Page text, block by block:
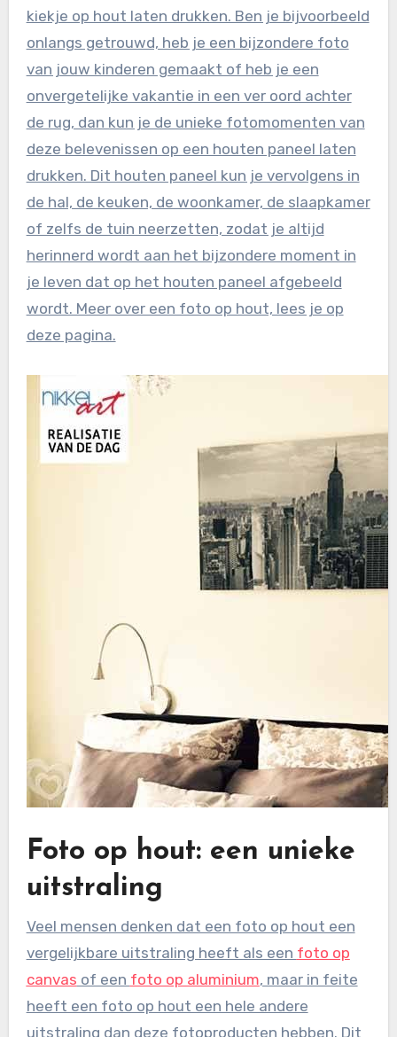
kiekje op hout laten drukken. Ben je bijvoorbeeld
onlangs getrouwd, heb je een bijzondere foto
van jouw kinderen gemaakt of heb je een
onvergetelijke vakantie in een ver oord achter
de rug, dan kun je de unieke fotomomenten van
deze belevenissen op een houten paneel laten
drukken. Dit houten paneel kun je vervolgens in
de hal, de keuken, de woonkamer, de slaapkamer
of zelfs de tuin neerzetten, zodat je altijd
herinnerd wordt aan het bijzondere moment in
je leven dat op het houten paneel afgebeeld
wordt. Meer over een foto op hout, lees je op
deze pagina.
Foto op hout: een unieke
uitstraling
Veel mensen denken dat een foto op hout een
vergelijkbare uitstraling heeft als een foto op
canvas of een foto op aluminium, maar in feite
heeft een foto op hout een hele andere
uitstraling dan deze fotoproducten hebben. Dit